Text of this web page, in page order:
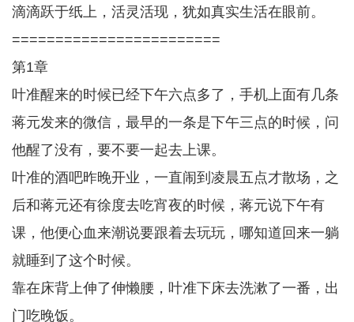
滴滴跃于纸上，活灵活现，犹如真实生活在眼前。
========================
第1章
叶准醒来的时候已经下午六点多了，手机上面有几条
蒋元发来的微信，最早的一条是下午三点的时候，问
他醒了没有，要不要一起去上课。
叶准的酒吧昨晚开业，一直闹到凌晨五点才散场，之
后和蒋元还有徐度去吃宵夜的时候，蒋元说下午有
课，他便心血来潮说要跟着去玩玩，哪知道回来一躺
就睡到了这个时候。
靠在床背上伸了伸懒腰，叶准下床去洗漱了一番，出
门吃晚饭。